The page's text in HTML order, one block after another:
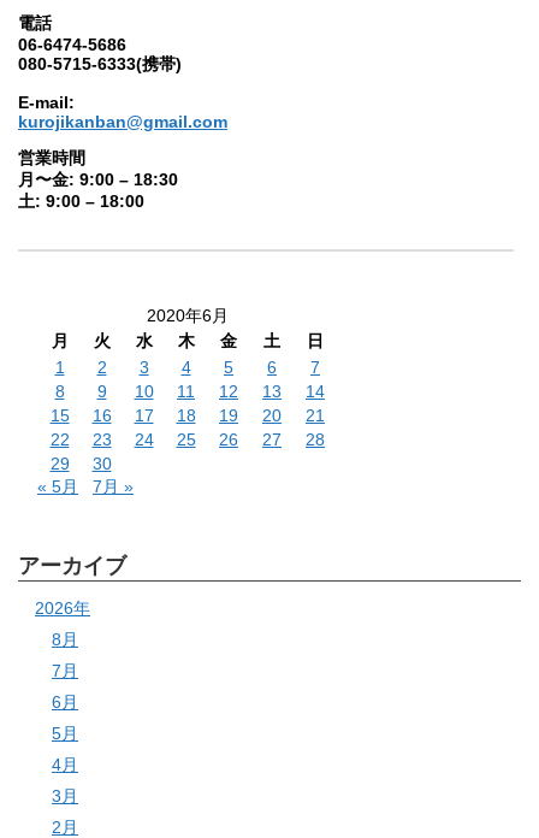
電話
06-6474-5686
080-5715-6333(携帯)
E-mail:
kurojikanban@gmail.com
営業時間
月〜金: 9:00 – 18:30
土: 9:00 – 18:00
2020年6月
月
火 水 木 金 土
日
1
2 3 4 5 6
7
8
9 10 11 12 13
14
15
16 17 18 19 20
21
22
23 24 25 26 27
28
29
30
« 5月
7月 »
アーカイブ
2026年
8月
7月
6月
5月
4月
3月
2月